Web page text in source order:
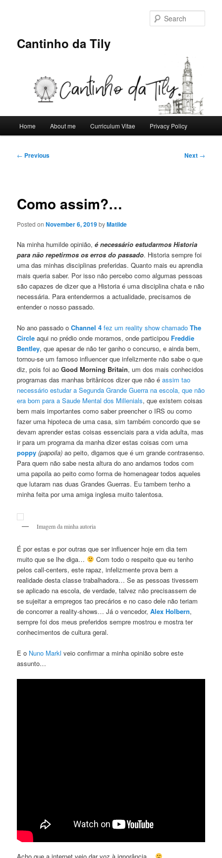
Cantinho da Tily
Home About me Curriculum Vitae Privacy Policy
Post
← Previous Next →
Como assim?…
Posted onNovember 6, 2019byMatilde
Na minha humilde opinião, é necessário estudarmos Historia
para não repetirmos os erros do passado. Historia sempre foi
uma das minhas disciplinas preferidas. Quanto mais eu aprendia
mais queria saber. Por isso não percebo como algumas pessoas
são capazes de dizer que a Historia é uma disciplina chata e não
necessária. Para entendermos a actualidade, precisamos de
entender o nosso passado.
No ano passado o Channel 4 fez um reality show chamadoThe
Circle aqui no prédio onde moramos, onde participou Freddie
Bentley, que apesar de não ter ganho o concurso, e ainda bem,
tornou-se um famoso influencer que infelizmente não sabe o que
diz, pois foi aoGood Morning Britain, um dos mais conhecidos
programas das manhas britânicos dizer que não éassim tao
necessário estudar a Segunda Grande Guerra na escola, que não
era bom para a Saude Mental dos Millenials, que existem coisas
bem mais importantes como saber preencher o IRS ou como
fazer uma hipoteca de uma casa, sim também concordo que se
devam aprender estas coisas essenciais para a vida adulta, mas
ir para um programa da manha dizer estas coisas com uma
poppy (papoila) ao peito, digamos que é um grande contrasenso.
Para quem não sabe nesta altura do ano andamos todos com
uma papoila ao peito como forma de homenagear todos aqueles
que lutaram nas duas Grandes Guerras. Eu tambem tenho a
minha feita por uma amiga inglesa muito talentosa.
Imagem da minha autoria
É por estas e por outras que ser influencer hoje em dia tem
muito que se lhe diga…
Com todo o respeito que eu tenho
pelos call-centers, este rapaz, infelizmente prova bem a
realidade desta classe trabalhadora… Se as pessoas tivessem
se aplicado na escola, de verdade, talvez não precisassem de
se sujeitar a empregos tao precários e no caso dele não teriam
de concorrer a reality-shows… Já o vencedor,Alex Holbern,
sempre foi dos meus preferidos sempre mostrou e mostra ter
conhecimentos de cultura geral.
E o Nuno Markl veio confirmar a minha opinião sobre este
assunto…